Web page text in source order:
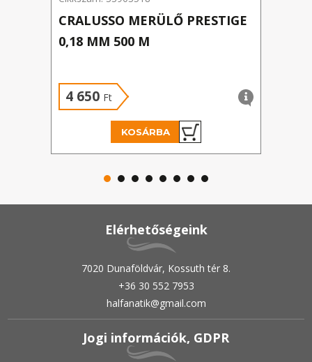
CRALUSSO MERÜLŐ PRESTIGE
0,18 MM 500 M
4 650 Ft
KOSÁRBA
Elérhetőségeink
7020 Dunaföldvár, Kossuth tér 8.
+36 30 552 7953
halfanatik@gmail.com
Jogi információk, GDPR